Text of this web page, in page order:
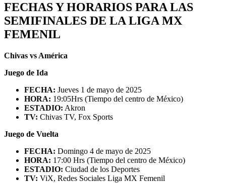
FECHAS Y HORARIOS PARA LAS
SEMIFINALES DE LA LIGA MX
FEMENIL
Chivas vs América
Juego de Ida
FECHA: Jueves 1 de mayo de 2025
HORA: 19:05Hrs (Tiempo del centro de México)
ESTADIO: Akron
TV: Chivas TV, Fox Sports
Juego de Vuelta
FECHA: Domingo 4 de mayo de 2025
HORA: 17:00 Hrs (Tiempo del centro de México)
ESTADIO: Ciudad de los Deportes
TV: ViX, Redes Sociales Liga MX Femenil